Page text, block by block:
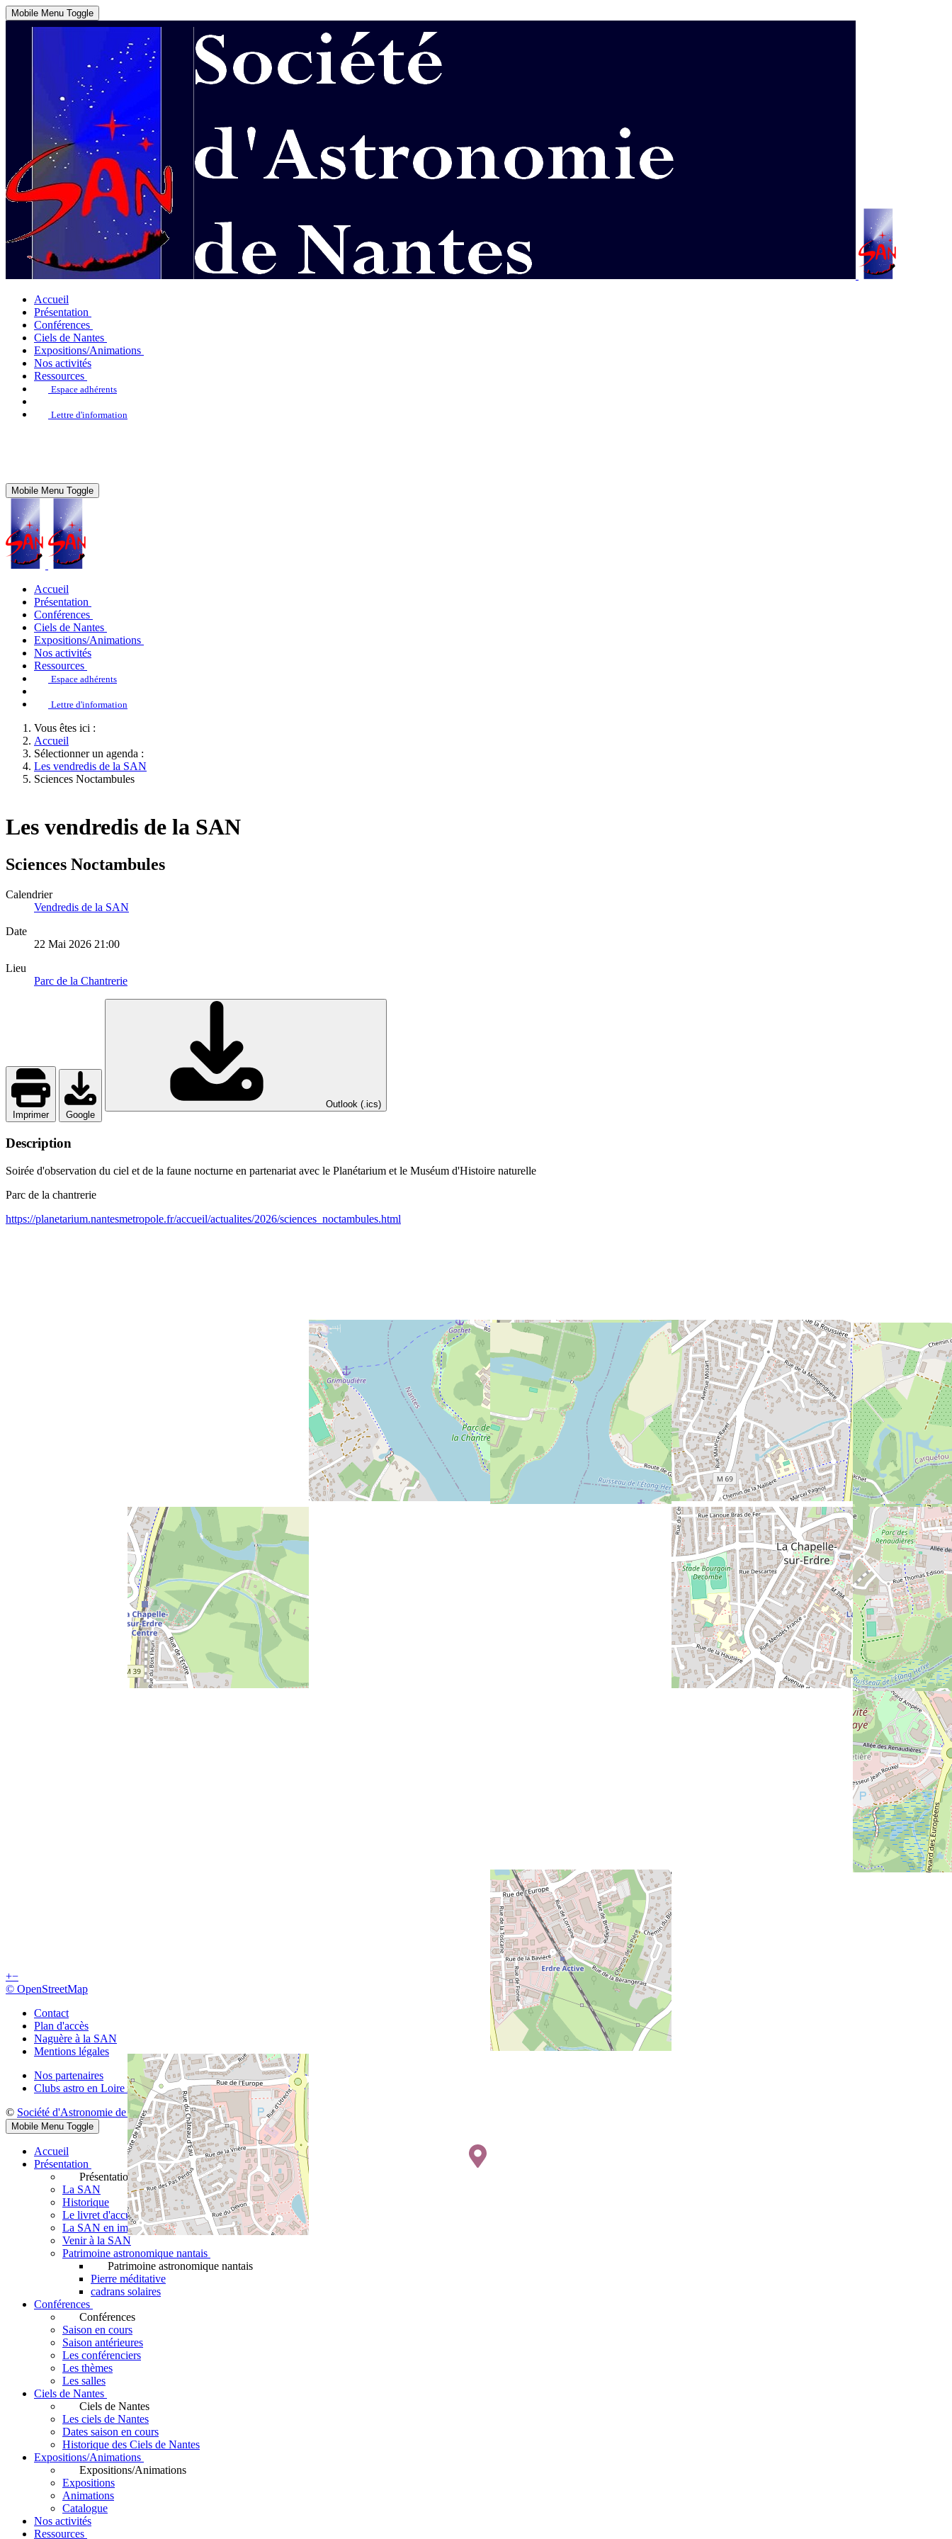
Mobile Menu Toggle
Accueil
Présentation
Conférences
Ciels de Nantes
Expositions/Animations
Nos activités
Ressources
Espace adhérents
Lettre d'information
Mobile Menu Toggle
Accueil
Présentation
Conférences
Ciels de Nantes
Expositions/Animations
Nos activités
Ressources
Espace adhérents
Lettre d'information
Vous êtes ici :
Accueil
Sélectionner un agenda :
Les vendredis de la SAN
Sciences Noctambules
Les vendredis de la SAN
Sciences Noctambules
Calendrier
Vendredis de la SAN
Date
22 Mai 2026 21:00
Lieu
Parc de la Chantrerie
Imprimer Google
Outlook (.ics)
Description
Soirée d'observation du ciel et de la faune nocturne en partenariat avec le Planétarium et le Muséum d'Histoire naturelle
Parc de la chantrerie
https://planetarium.nantesmetropole.fr/accueil/actualites/2026/sciences_noctambules.html
+−
© OpenStreetMap
Contact
Plan d'accès
Naguère à la SAN
Mentions légales
Nos partenaires
Clubs astro en Loire Atlantique
© Société d'Astronomie de Nantes
Mobile Menu Toggle
Accueil
Présentation
Présentation
La SAN
Historique
Le livret d'accueil
La SAN en images
Venir à la SAN
Patrimoine astronomique nantais
Patrimoine astronomique nantais
Pierre méditative
cadrans solaires
Conférences
Conférences
Saison en cours
Saison antérieures
Les conférenciers
Les thèmes
Les salles
Ciels de Nantes
Ciels de Nantes
Les ciels de Nantes
Dates saison en cours
Historique des Ciels de Nantes
Expositions/Animations
Expositions/Animations
Expositions
Animations
Catalogue
Nos activités
Ressources